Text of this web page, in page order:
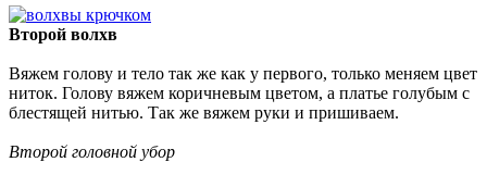
Второй волхв
Вяжем голову и тело так же как у первого, только меняем цвет
ниток. Голову вяжем коричневым цветом, а платье голубым с
блестящей нитью. Так же вяжем руки и пришиваем.
Второй головной убор